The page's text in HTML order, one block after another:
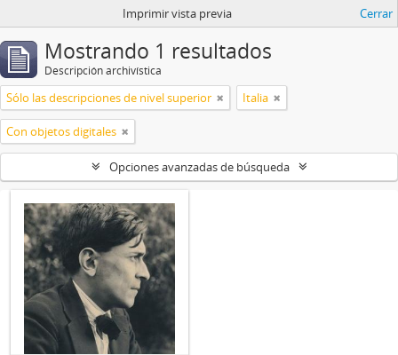
Imprimir vista previa Cerrar
Mostrando 1 resultados
Descripción archivística
Sólo las descripciones de nivel superior Italia
Con objetos digitales
Opciones avanzadas de búsqueda